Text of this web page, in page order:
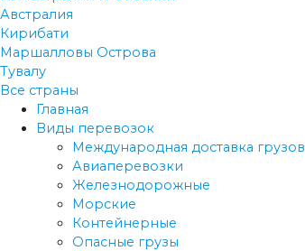
Австралия
Кирибати
Маршалловы Острова
Тувалу
Все страны
Главная
Виды перевозок
Международная доставка грузов
Авиаперевозки
Железнодорожные
Морские
Контейнерные
Опасные грузы